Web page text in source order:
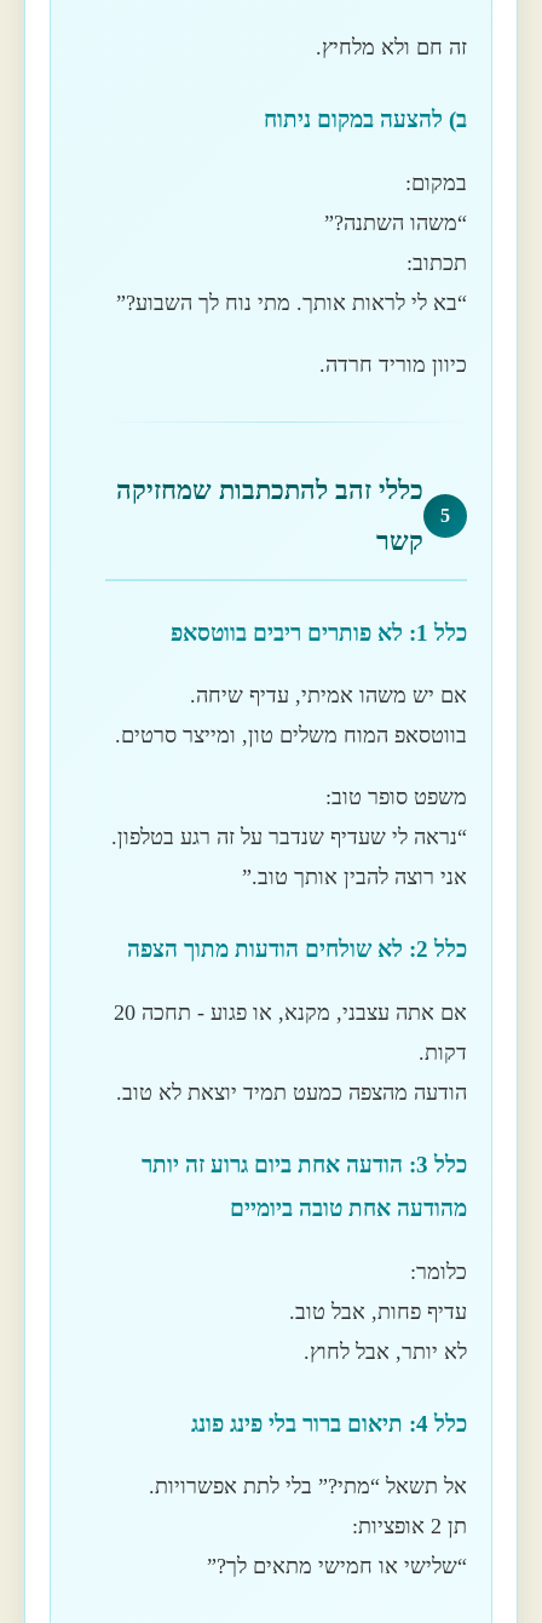
זה חם ולא מלחיץ.
ב) להצעה במקום ניתוח
במקום:
“משהו השתנה?”
תכתוב:
“בא לי לראות אותך. מתי נוח לך השבוע?”
כיוון מוריד חרדה.
5
כללי זהב להתכתבות שמחזיקה
קשר
כלל 1: לא פותרים ריבים בווטסאפ
אם יש משהו אמיתי, עדיף שיחה.
בווטסאפ המוח משלים טון, ומייצר סרטים.
משפט סופר טוב:
“נראה לי שעדיף שנדבר על זה רגע בטלפון.
אני רוצה להבין אותך טוב.”
כלל 2: לא שולחים הודעות מתוך הצפה
אם אתה עצבני, מקנא, או פגוע - תחכה 20
דקות.
הודעה מהצפה כמעט תמיד יוצאת לא טוב.
כלל 3: הודעה אחת ביום גרוע זה יותר
מהודעה אחת טובה ביומיים
כלומר:
עדיף פחות, אבל טוב.
לא יותר, אבל לחוץ.
כלל 4: תיאום ברור בלי פינג פונג
אל תשאל “מתי?” בלי לתת אפשרויות.
תן 2 אופציות:
“שלישי או חמישי מתאים לך?”